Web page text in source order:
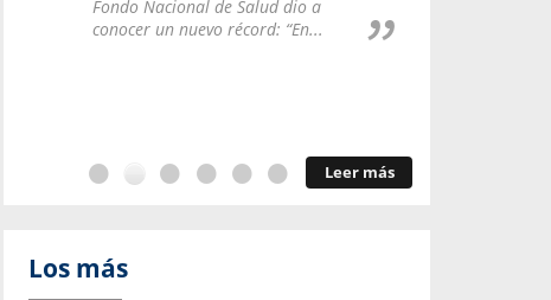
Fondo Nacional de Salud dio a
conocer un nuevo récord: “En...
Leer más
Los más